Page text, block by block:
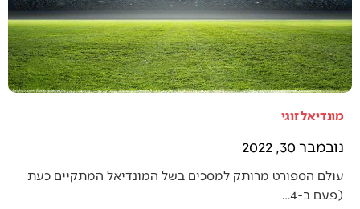
מונדיאל זוגי
נובמבר 30, 2022
עולם הספורט מרותק למסכים בשל המונדיאל המתקיים כעת
(פעם ב-4…